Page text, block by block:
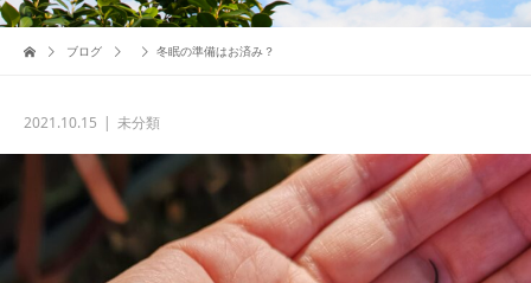
ブログ 冬眠の準備はお済み？
2021.10.15 未分類